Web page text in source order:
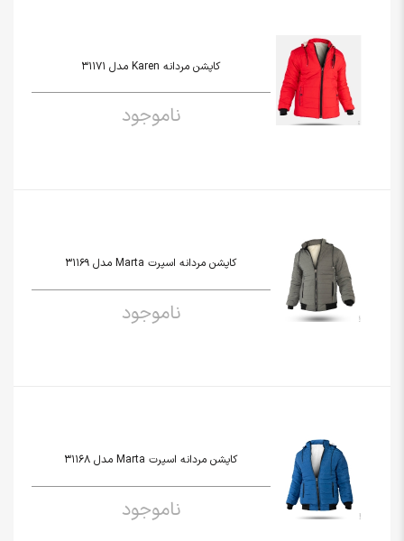
کاپشن مردانه Karen مدل 31171
ناموجود
کاپشن مردانه اسپرت Marta مدل 31169
ناموجود
کاپشن مردانه اسپرت Marta مدل 31168
ناموجود